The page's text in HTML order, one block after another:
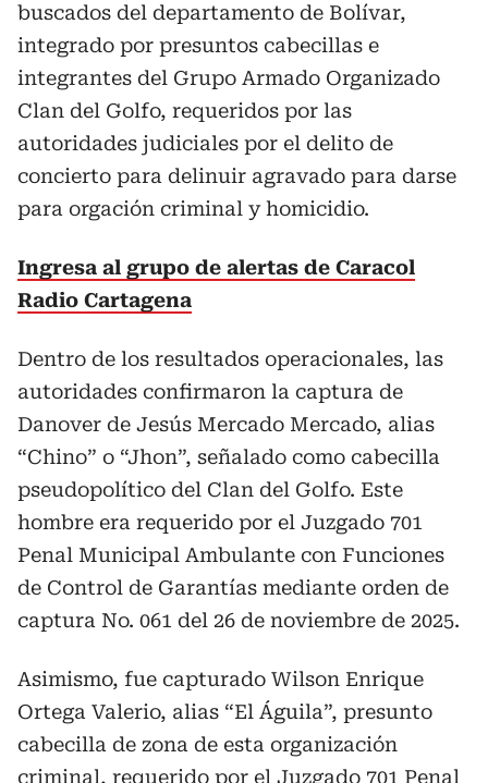
buscados del departamento de Bolívar,
integrado por presuntos cabecillas e
integrantes del Grupo Armado Organizado
Clan del Golfo, requeridos por las
autoridades judiciales por el delito de
concierto para delinuir agravado para darse
para orgación criminal y homicidio.
Ingresa al grupo de alertas de Caracol
Radio Cartagena
Dentro de los resultados operacionales, las
autoridades confirmaron la captura de
Danover de Jesús Mercado Mercado, alias
“Chino” o “Jhon”, señalado como cabecilla
pseudopolítico del Clan del Golfo. Este
hombre era requerido por el Juzgado 701
Penal Municipal Ambulante con Funciones
de Control de Garantías mediante orden de
captura No. 061 del 26 de noviembre de 2025.
Asimismo, fue capturado Wilson Enrique
Ortega Valerio, alias “El Águila”, presunto
cabecilla de zona de esta organización
criminal, requerido por el Juzgado 701 Penal